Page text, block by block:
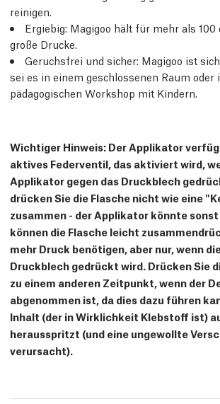
reinigen.
Ergiebig: Magigoo hält für mehr als
große Drucke.
Geruchsfrei und sicher: Magigoo ist
sei es in einem geschlossenen Raum oder
pädagogischen Workshop mit Kindern.
Wichtiger Hinweis: Der Applikator
aktives Federventil, das aktiviert wird,
Applikator gegen das Druckblech
drücken Sie die Flasche nicht wie eine
zusammen - der Applikator könnte
können die Flasche leicht
mehr Druck benötigen, aber nur, wenn
Druckblech gedrückt wird. Drücken Sie
zu einem anderen Zeitpunkt, wenn der
abgenommen ist, da dies dazu führen
Inhalt (der in Wirklichkeit Klebstoff ist)
herausspritzt (und eine ungewollte
verursacht).